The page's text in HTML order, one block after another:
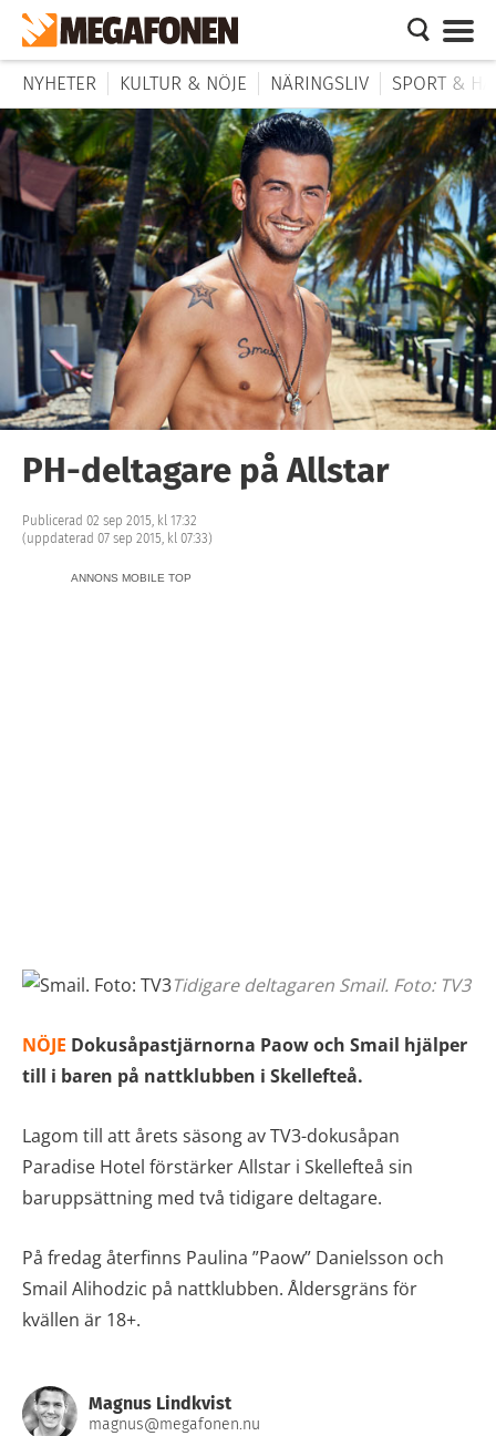
NYHETER KULTUR & NÖJE NÄRINGSLIV SPORT &
PH-deltagare på Allstar
Publicerad 02 sep 2015, kl 17:32
(uppdaterad 07 sep 2015, kl 07:33)
ANNONS MOBILE TOP
Tidigare deltagaren Smail. Foto: TV3
NÖJE Dokusåpastjärnorna Paow och Smail hjälper
till i baren på nattklubben i Skellefteå.
Lagom till att årets säsong av TV3-dokusåpan
Paradise Hotel förstärker Allstar i Skellefteå sin
baruppsättning med två tidigare deltagare.
På fredag återfinns Paulina ”Paow” Danielsson och
Smail Alihodzic på nattklubben. Åldersgräns för
kvällen är 18+.
Magnus Lindkvist
magnus@megafonen.nu